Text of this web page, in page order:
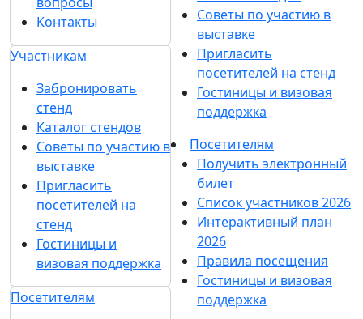
Контакты
Участникам
Забронировать
стенд
Каталог стендов
Советы по участию в
выставке
Пригласить
посетителей на
стенд
Гостиницы и
визовая поддержка
Посетителям
Советы по участию в
выставке
Пригласить
посетителей на стенд
Гостиницы и визовая
поддержка
Посетителям
Получить электронный
билет
Список участников 2026
Интерактивный план
2026
Правила посещения
Гостиницы и визовая
поддержка